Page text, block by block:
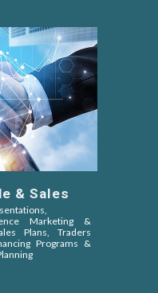
& Sales
Marketing &
Plans, Traders
Programs &